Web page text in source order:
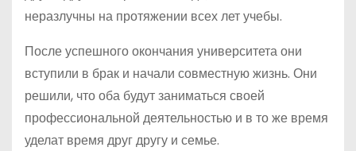
неразлучны на протяжении всех лет учебы.
После успешного окончания университета они
вступили в брак и начали совместную жизнь. Они
решили, что оба будут заниматься своей
профессиональной деятельностью и в то же время
уделат время друг другу и семье.